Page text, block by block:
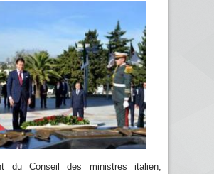
du Conseil des ministres italien,